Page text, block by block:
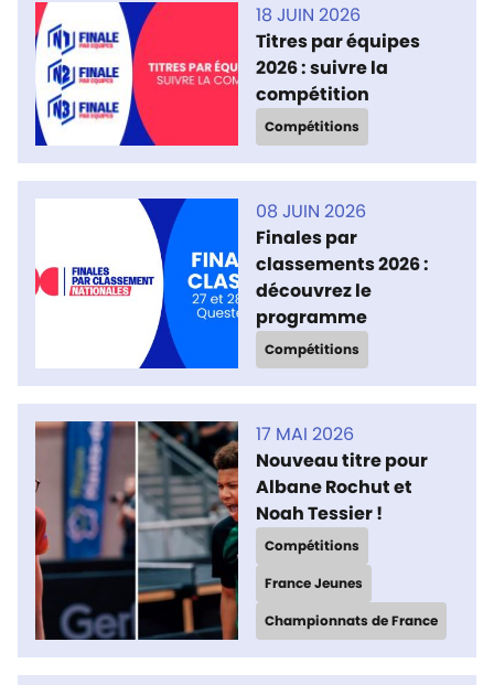
18 JUIN 2026
Titres par équipes
2026 : suivre la
compétition
Compétitions
08 JUIN 2026
Finales par
classements 2026 :
découvrez le
programme
Compétitions
17 MAI 2026
Nouveau titre pour
Albane Rochut et
Noah Tessier !
Compétitions
France Jeunes
Championnats de France